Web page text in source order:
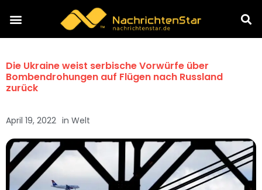
Die Ukraine weist serbische Vorwürfe über
Bombendrohungen auf Flügen nach Russland
zurück
April 19, 2022 in Welt